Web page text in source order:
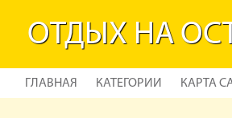
ОТДЫХ НА
ГЛАВНАЯ КАТЕГОРИИ КАРТА